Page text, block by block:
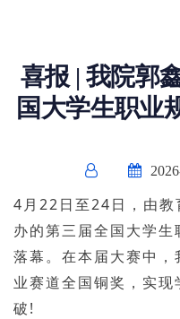
喜报 | 我院郭
国大学生职业
4月22日至24日，由教
办的第三届全国大学
落幕。在本届大赛中
业赛道全国铜奖，实
破!